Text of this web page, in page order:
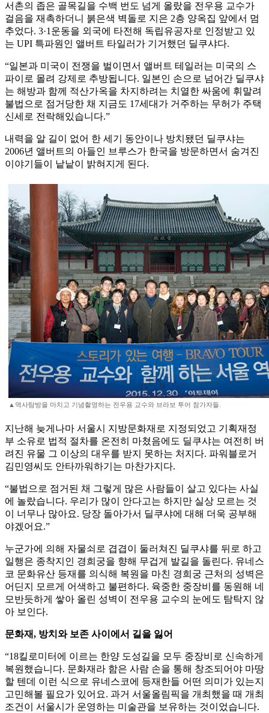
서촌의 좁은 골목길을 수백 번도 넘게 올랐을 전우용 교수가
걸음을 재촉하더니 붉은색 벽돌로 지은 2층 양옥집 앞에서 멈
추었다. 3·1운동을 외국에 타전해 독립유공자로 인정받고 있
는 UPI 특파원인 앨버트 타일러가 기거했던 딜쿠샤다.
“일본과 미국이 전쟁을 벌이면서 앨버트 테일러는 미국의 스
파이로 몰려 강제로 추방됩니다. 일본인 손으로 넘어간 딜쿠샤
는 해방과 함께 적산가옥을 차지하려는 치열한 싸움에 휘말려
불법으로 점거당한 채 지금도 17세대가 거주하는 무허가 주택
신세로 전락해있습니다.”
내력을 알 길이 없어 한 세기 동안이나 방치됐던 딜쿠샤는
2006년 앨버트의 아들인 브루스가 한국을 방문하면서 숨겨진
이야기들이 낱낱이 밝혀지게 된다.
▲역사탐방을 마치고 기념촬영하는 전우용 교수와 브라보 투어 참가자들.
지난해 늦게나마 서울시 지방문화재로 지정되었고 기획재정
부 소유로 법적 절차를 온전히 마쳤음에도 딜쿠샤는 여전히 버
려진 유물 그 이상의 대우를 받지 못하는 처지다. 파워블로거
김민영씨도 안타까워하기는 마찬가지다.
“불법으로 점거된 채 그렇게 많은 사람들이 살고 있다는 사실
에 놀랐습니다. 우리가 많이 안다고는 하지만 실상 모르는 것
이 너무나 많아요. 당장 돌아가서 딜쿠샤에 대해 더욱 공부해
야겠어요.”
누군가에 의해 자물쇠로 겹겹이 둘러쳐진 딜쿠샤를 뒤로 하고
일행은 종착지인 경희궁을 향해 무겁게 발길을 돌린다. 유네스
코 문화유산 등재를 의식해 복원을 마친 경희궁 근처의 성벽은
어딘지 모르게 어색하고 불편하다. 육중한 중장비를 동원해 네
모반듯하게 쌓아 올린 성벽이 전우용 교수의 눈에도 탐탁지 않
아 보인다.
문화재, 방치와 보존 사이에서 길을 잃어
“18킬로미터에 이르는 한양 도성길을 모두 중장비로 신속하게
복원했습니다. 문화재라 함은 사람 손을 통해 창조되어야 마땅
할 텐데 이런 식으로 유네스코에 등재한들 어떤 의미가 있는지
고민해볼 필요가 있어요. 과거 서울올림픽을 개최했을 때 개최
조건이 서울시가 운영하는 미술관을 보유하는 것이었습니다.